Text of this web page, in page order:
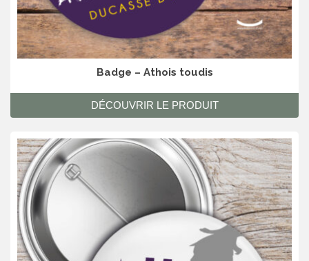
Badge – Athois toudis
DÉCOUVRIR LE PRODUIT